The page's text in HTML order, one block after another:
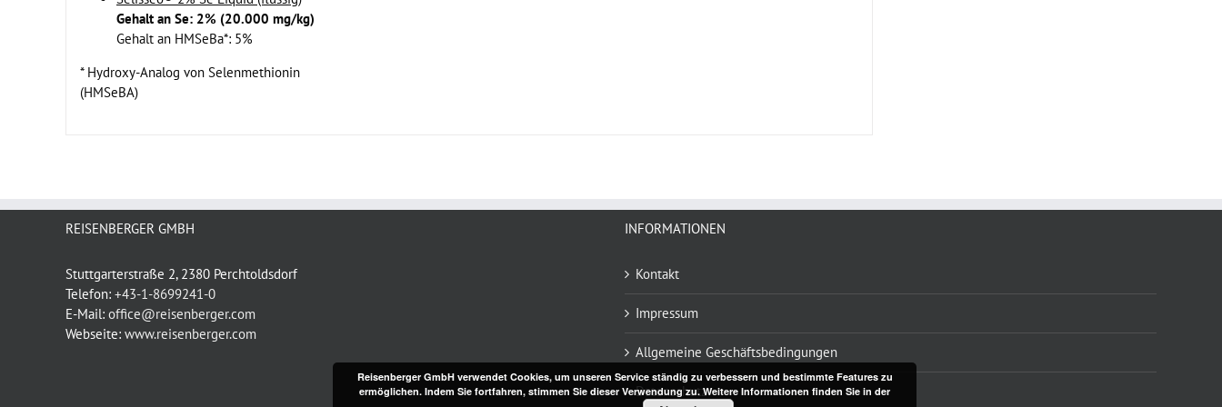
Gehalt an Se: 2% (20.000 mg/kg)
Gehalt an HMSeBa*: 5%
* Hydroxy-Analog von Selenmethionin
(HMSeBA)
REISENBERGER GMBH
Stuttgarterstraße 2, 2380 Perchtoldsdorf
Telefon: +43-1-8699241-0
E-Mail: office@reisenberger.com
Webseite: www.reisenberger.com
INFORMATIONEN
Kontakt
Impressum
Allgemeine Geschäftsbedingungen
Datenschutz
Reisenberger GmbH verwendet Cookies, um unseren Service ständig zu verbessern und bestimmte Features zu
ermöglichen. Indem Sie fortfahren, stimmen Sie dieser Verwendung zu. Weitere Informationen finden Sie in der